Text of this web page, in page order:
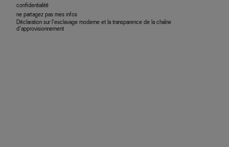
confidentialité
ne partagez pas mes infos
Déclaration sur l’esclavage moderne et la transparence de la chaîne
d’approvisionnement